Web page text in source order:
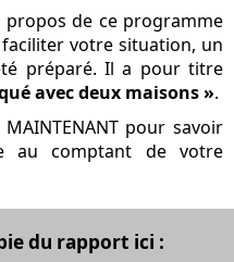
de ce programme
votre situation, un
préparé. Il a pour titre
avec deux maisons ».
pour savoir
au comptant de votre
du rapport ici :